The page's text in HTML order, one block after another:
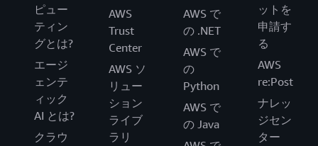
ピュー
ティン
グとは?
エージ
ェンテ
ィック
AI とは?
クラウ
AWS
Trust
Center
AWS ソ
リュー
ション
ライブ
ラリ
AWS で
の .NET
AWS で
の
Python
AWS で
の Java
ットを
申請す
る
AWS
re:Post
ナレッ
ジセン
ター